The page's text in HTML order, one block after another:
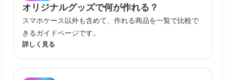
オリジナルグッズで何が作れる？
スマホケース以外も含めて、作れる商品を一覧で比較で
きるガイドページです。
詳しく見る